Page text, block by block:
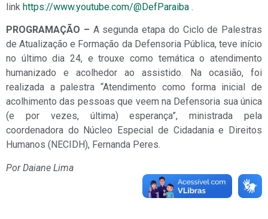
link https://www.youtube.com/@DefParaiba .
PROGRAMAÇÃO – A segunda etapa do Ciclo de Palestras
de Atualização e Formação da Defensoria Pública, teve início
no último dia 24, e trouxe como temática o atendimento
humanizado e acolhedor ao assistido. Na ocasião, foi
realizada a palestra “Atendimento como forma inicial de
acolhimento das pessoas que veem na Defensoria sua única
(e por vezes, última) esperança”, ministrada pela
coordenadora do Núcleo Especial de Cidadania e Direitos
Humanos (NECIDH), Fernanda Peres.
Por Daiane Lima